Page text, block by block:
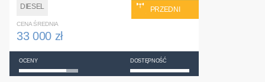
DIESEL
PRZEDNI
CENA ŚREDNIA
33 000 zł
OCENY DOSTĘPNOŚĆ